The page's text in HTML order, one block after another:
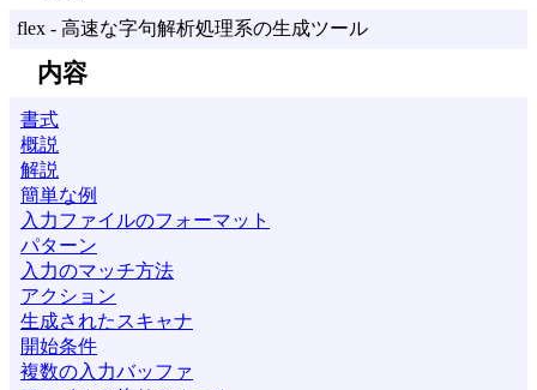
flex - 高速な字句解析処理系の生成ツール
内容
書式
概説
解説
簡単な例
入力ファイルのフォーマット
パターン
入力のマッチ方法
アクション
生成されたスキャナ
開始条件
複数の入力バッファ